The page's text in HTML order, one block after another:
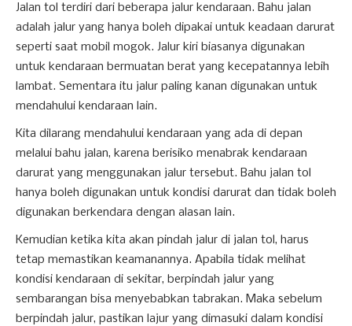
Jalan tol terdiri dari beberapa jalur kendaraan. Bahu jalan
adalah jalur yang hanya boleh dipakai untuk keadaan darurat
seperti saat mobil mogok. Jalur kiri biasanya digunakan
untuk kendaraan bermuatan berat yang kecepatannya lebih
lambat. Sementara itu jalur paling kanan digunakan untuk
mendahului kendaraan lain.
Kita dilarang mendahului kendaraan yang ada di depan
melalui bahu jalan, karena berisiko menabrak kendaraan
darurat yang menggunakan jalur tersebut. Bahu jalan tol
hanya boleh digunakan untuk kondisi darurat dan tidak boleh
digunakan berkendara dengan alasan lain.
Kemudian ketika kita akan pindah jalur di jalan tol, harus
tetap memastikan keamanannya. Apabila tidak melihat
kondisi kendaraan di sekitar, berpindah jalur yang
sembarangan bisa menyebabkan tabrakan. Maka sebelum
berpindah jalur, pastikan lajur yang dimasuki dalam kondisi